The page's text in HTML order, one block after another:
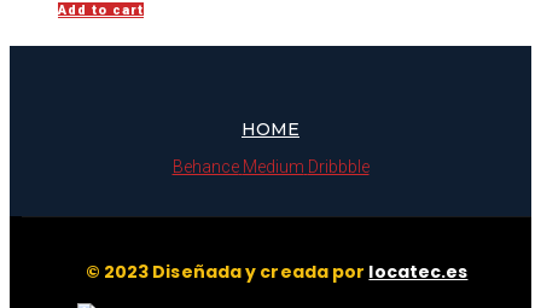
Add to cart
HOME
Behance Medium Dribbble
© 2023 Diseñada y creada por locatec.es